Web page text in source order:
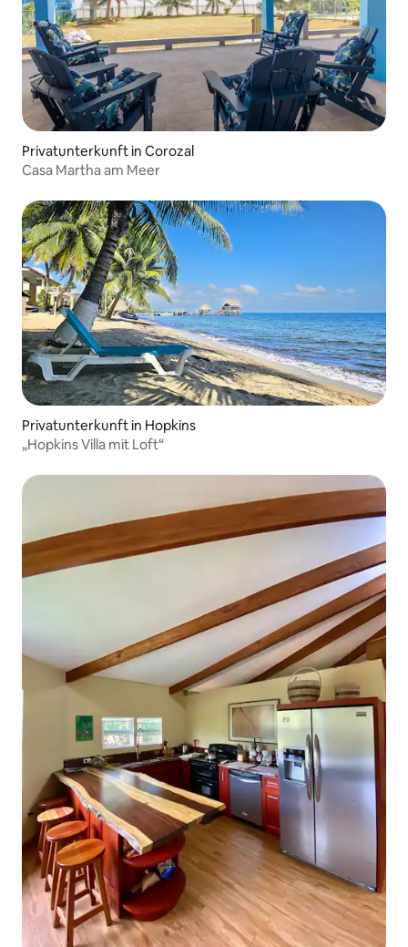
Privatunterkunft in Corozal
Casa Martha am Meer
Privatunterkunft in Hopkins
„Hopkins Villa mit Loft“